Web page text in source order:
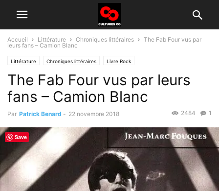
Accueil Littérature Chroniques littéraires
The Fab Four vus par
leurs fans – Camion Blanc
Littérature Chroniques littéraires Livre Rock
The Fab Four vus par leurs
fans – Camion Blanc
Par Patrick Benard - 22 novembre 2018 1
2484
Save